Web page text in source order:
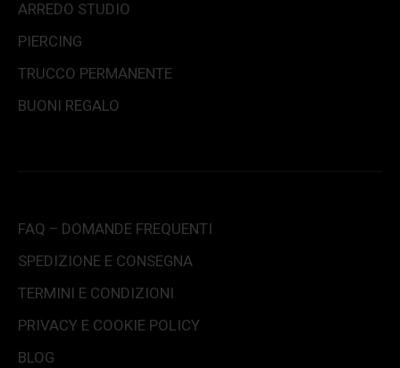
ARREDO STUDIO
PIERCING
TRUCCO PERMANENTE
BUONI REGALO
FAQ – DOMANDE FREQUENTI
SPEDIZIONE E CONSEGNA
TERMINI E CONDIZIONI
PRIVACY E COOKIE POLICY
BLOG